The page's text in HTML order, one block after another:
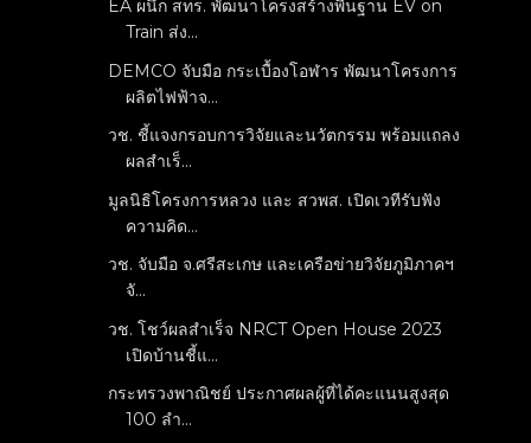
EA ผนึก สทร. พัฒนาโครงสร้างพื้นฐาน EV on
Train ส่ง...
DEMCO จับมือ กระเบื้องโอฬาร พัฒนาโครงการ
ผลิตไฟฟ้าจ...
วช. ชี้แจงกรอบการวิจัยและนวัตกรรม พร้อมแถลง
ผลสำเร็...
มูลนิธิโครงการหลวง และ สวพส. เปิดเวทีรับฟัง
ความคิด...
วช. จับมือ จ.ศรีสะเกษ และเครือข่ายวิจัยภูมิภาคฯ
จั...
วช. โชว์ผลสำเร็จ NRCT Open House 2023
เปิดบ้านชี้แ...
กระทรวงพาณิชย์ ประกาศผลผู้ที่ได้คะแนนสูงสุด
100 ลำ...